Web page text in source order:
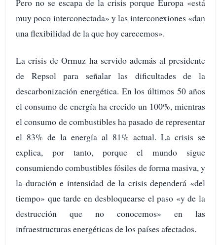
muy poco interconectada» y las interconexiones «dan
una flexibilidad de la que hoy carecemos».
La crisis de Ormuz ha servido además al presidente
de Repsol para señalar las dificultades de la
descarbonización energética. En los últimos 50 años
el consumo de energía ha crecido un 100%, mientras
el consumo de combustibles ha pasado de representar
el 83% de la energía al 81% actual. La crisis se
explica, por tanto, porque el mundo sigue
consumiendo combustibles fósiles de forma masiva, y
la duración e intensidad de la crisis dependerá «del
tiempo» que tarde en desbloquearse el paso «y de la
destrucción que no conocemos» en las
infraestructuras energéticas de los países afectados.